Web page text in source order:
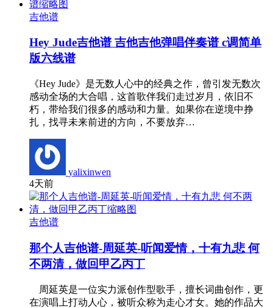
吉他谱
Hey Jude吉他谱 吉他吉他弹唱伴奏谱 c调简单
版六线谱
《Hey Jude》是无数人心中的经典之作，曾引发无数次
感动全场的大合唱，这首歌伴我们走过岁月，依旧不
朽，带给我们很多的感动和力量。如果你在逆境中挣
扎，找寻未来前进的方向，不要放弃…
yalixinwen
4天前
吉他谱
那个人吉他谱-周延英-听闻爱情，十有九悲 何
不两清，做回甲乙丙丁
周延英是一位实力派创作型歌手，擅长词曲创作，更
在演唱上打动人心，被听众称为走心才女。她的作品大